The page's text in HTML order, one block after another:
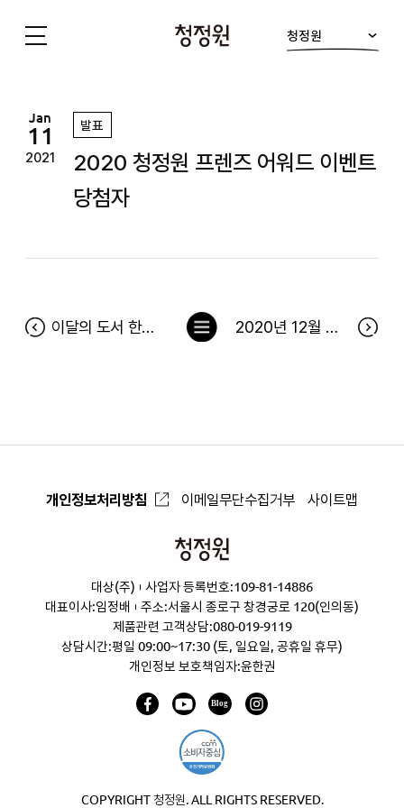
청정원
Jan
11
2021
발표
2020 청정원 프렌즈 어워드 이벤트
당첨자
이달의 도서 한줄평 이벤트 12월 당첨자 발표 2020년 12월 청정원 출석 이벤트 및 365일 출석왕 당첨자
목
개인정보처리방침 이메일무단수집거부 사이트맵
청
원
대상(주)
사업자 등록번호:109-81-14886
대표이사:임정배
주소:서울시 종로구 창경궁로 120(인의동)
제품관련 고객상담:080-019-9119
상담시간:평일 09:00~17:30 (토, 일요일, 공휴일 휴무)
개인정보 보호책임자:윤한권
COPYRIGHT 청정원. ALL RIGHTS RESERVED.